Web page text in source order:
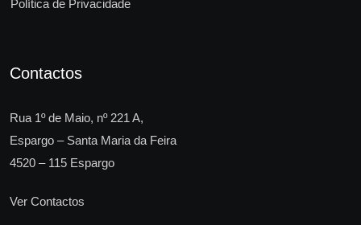
Política de Privacidade
Contactos
Rua 1º de Maio, nº 221 A,
Espargo – Santa Maria da Feira
4520 – 115 Espargo
Ver Contactos